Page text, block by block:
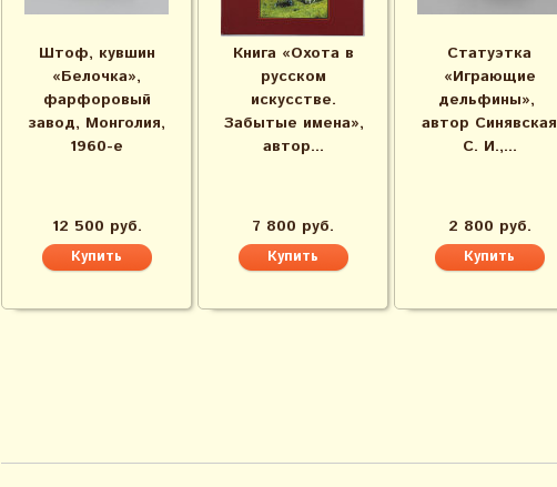
Штоф, кувшин
«Белочка»,
фарфоровый
завод, Монголия,
1960-е
12 500 руб.
Книга «Охота в
русском
искусстве.
Забытые имена»,
автор...
7 800 руб.
Статуэтка
«Играющие
дельфины», ​
автор Синявская
С. И.,...
2 800 руб.